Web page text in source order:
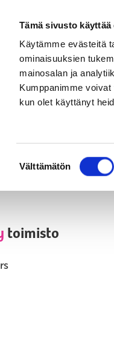
Tämä sivusto käyttää
Käytämme evästeitä
ominaisuuksien
mainosalan ja
Kumppanimme
kun olet käyttänyt
Välttämätön
ESIINTYJÄT
toimisto